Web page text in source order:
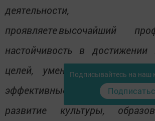
деятельности, вы
проявляете высочайший
настойчивость в достижении
целей, умение находить
эффективные решения.
развитие культуры,
Подписывайтесь на наш